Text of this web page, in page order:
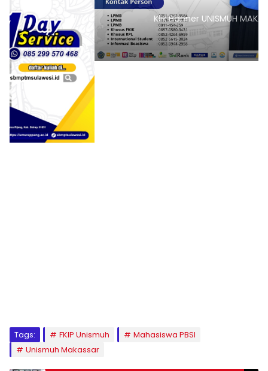
Klik Banner UNISMUH MAKASSAR
Tags: FKIP Unismuh
Mahasiswa PBSI
Unismuh Makassar